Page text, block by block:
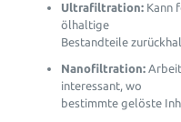
Ultrafiltration:Kann
ölhaltige
Bestandteile
Nanofiltration:
interessant, wo
bestimmte gelöste